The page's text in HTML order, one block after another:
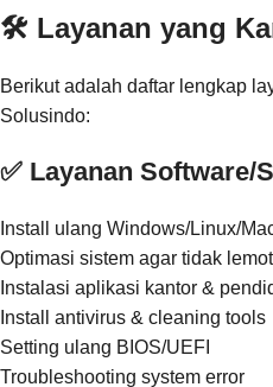
🛠️ Layanan yang
Berikut adalah daftar lengkap
Solusindo:
✅ Layanan Software/
Install ulang Windows/Linux/
Optimasi sistem agar tidak lemot
Instalasi aplikasi kantor &
Install antivirus & cleaning tools
Setting ulang BIOS/UEFI
Troubleshooting system error